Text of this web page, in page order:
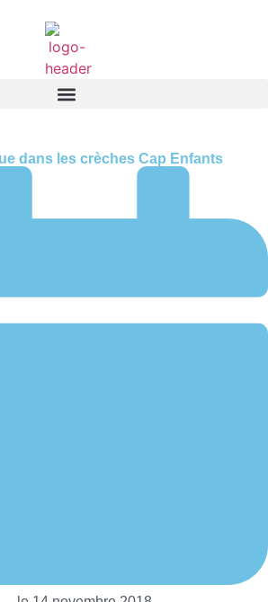
dans les crèches Cap Enfants